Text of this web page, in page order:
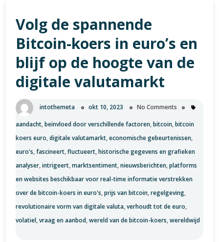
Volg de spannende
Bitcoin-koers in euro’s en
blijf op de hoogte van de
digitale valutamarkt
intothemeta okt 10, 2023 No Comments
aandacht,beïnvloed door verschillende factoren,bitcoin,bitcoin
koers euro,digitale valutamarkt,economische gebeurtenissen,
euro's,fascineert,fluctueert,historische gegevens en grafieken
analyser,intrigeert,marktsentiment,nieuwsberichten,platforms
en websites beschikbaar voor real-time informatie verstrekken
over de bitcoin-koers in euro's,prijs van bitcoin,regelgeving,
revolutionaire vorm van digitale valuta,verhoudt tot de euro,
volatiel,vraag en aanbod,wereld van de bitcoin-koers,wereldwijd